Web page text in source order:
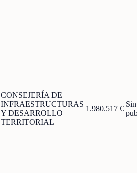
CONSEJERÍA DE
INFRAESTRUCTURAS
Y DESARROLLO
TERRITORIAL
1.980.517 €